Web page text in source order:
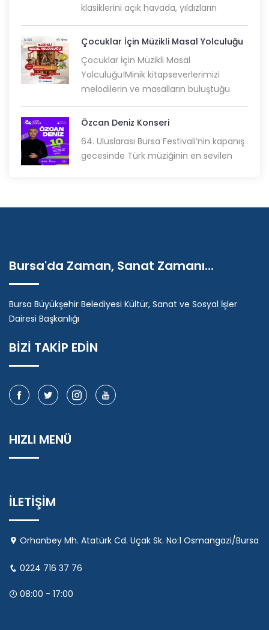
klasiklerini açık havada, yıldızların
Çocuklar İçin Müzikli Masal Yolculuğu
Çocuklar İçin Müzikli Masal
Yolculuğu!Minik kitapseverlerimizi
melodilerin ve masalların buluştuğu
Özcan Deniz Konseri
64.⁠ ⁠Uluslarası Bursa Festivali’nin kapanış
gecesinde Türk müziğinin en sevilen
Bursa'da Zaman, Sanat Zamanı...
Bursa Büyükşehir Belediyesi Kültür, Sanat ve Sosyal İşler
Dairesi Başkanlığı
BİZİ TAKİP EDİN
HIZLI MENÜ
İLETİŞİM
Orhanbey Mh. Atatürk Cd. Uçak Sk. No:1 Osmangazi/Bursa
0224 716 37 76
08:00 - 17:00